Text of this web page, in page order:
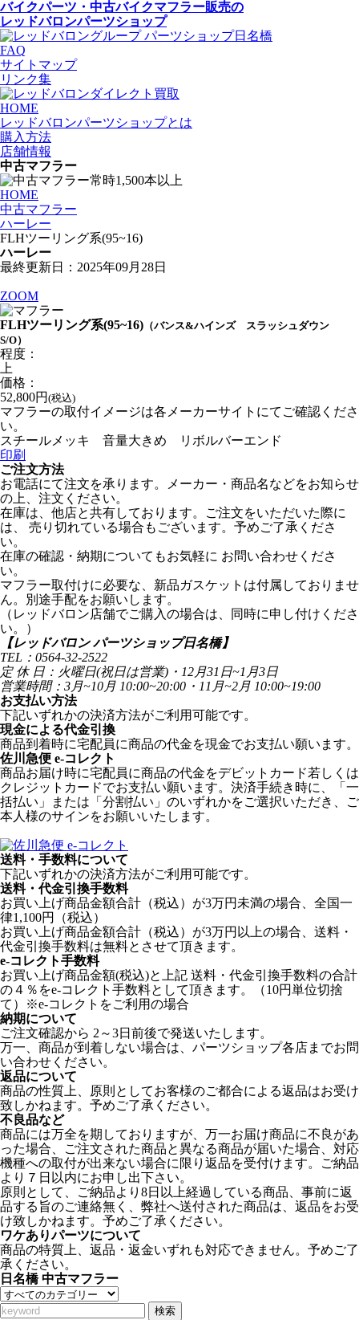
バイクパーツ・中古バイクマフラー販売の
レッドバロンパーツショップ
FAQ
サイトマップ
リンク集
HOME
レッドバロンパーツショップとは
購入方法
店舗情報
中古マフラー
HOME
中古マフラー
ハーレー
FLHツーリング系(95~16)
ハーレー
最終更新日：2025年09月28日
ZOOM
FLHツーリング系(95~16) （バンス&ハインズ スラッシュダウン
S/O）
程度：
上
価格：
52,800円 (税込)
マフラーの取付イメージは各メーカーサイトにてご確認くださ
い。
スチールメッキ 音量大きめ リボルバーエンド
印刷
ご注文方法
お電話にて注文を承ります。メーカー・商品名などをお知らせ
の上、注文ください。
在庫は、他店と共有しております。ご注文をいただいた際に
は、 売り切れている場合もございます。予めご了承くださ
い。
在庫の確認・納期についてもお気軽に お問い合わせくださ
い。
マフラー取付けに必要な、新品ガスケットは付属しておりませ
ん。別途手配をお願いします。
（レッドバロン店舗でご購入の場合は、同時に申し付けくださ
い。）
【レッドバロン パーツショップ日名橋】
TEL：0564-32-2522
定 休 日：火曜日(祝日は営業)・12月31日~1月3日
営業時間：3月~10月 10:00~20:00・11月~2月 10:00~19:00
お支払い方法
下記いずれかの決済方法がご利用可能です。
現金による代金引換
商品到着時に宅配員に商品の代金を現金でお支払い願います。
佐川急便 e-コレクト
商品お届け時に宅配員に商品の代金をデビットカード若しくは
クレジットカードでお支払い願います。決済手続き時に、「一
括払い」または「分割払い」のいずれかをご選択いただき、ご
本人様のサインをお願いいたします。
送料・手数料について
下記いずれかの決済方法がご利用可能です。
送料・代金引換手数料
お買い上げ商品金額合計（税込）が3万円未満の場合、全国一
律1,100円（税込）
お買い上げ商品金額合計（税込）が3万円以上の場合、送料・
代金引換手数料は無料とさせて頂きます。
e-コレクト手数料
お買い上げ商品金額(税込)と上記 送料・代金引換手数料の合計
の４％をe-コレクト手数料として頂きます。（10円単位切捨
て）※e-コレクトをご利用の場合
納期について
ご注文確認から 2～3日前後で発送いたします。
万一、商品が到着しない場合は、パーツショップ各店までお問
い合わせください。
返品について
商品の性質上、原則としてお客様のご都合による返品はお受け
致しかねます。予めご了承ください。
不良品など
商品には万全を期しておりますが、万一お届け商品に不良があ
った場合、ご注文された商品と異なる商品が届いた場合、対応
機種への取付が出来ない場合に限り返品を受付けます。ご納品
より７日以内にお申し出下さい。
原則として、ご納品より8日以上経過している商品、事前に返
品する旨のご連絡無く、弊社へ送付された商品は、返品をお受
け致しかねます。予めご了承ください。
ワケありパーツについて
商品の特質上、返品・返金いずれも対応できません。予めご了
承ください。
日名橋 中古マフラー
検索